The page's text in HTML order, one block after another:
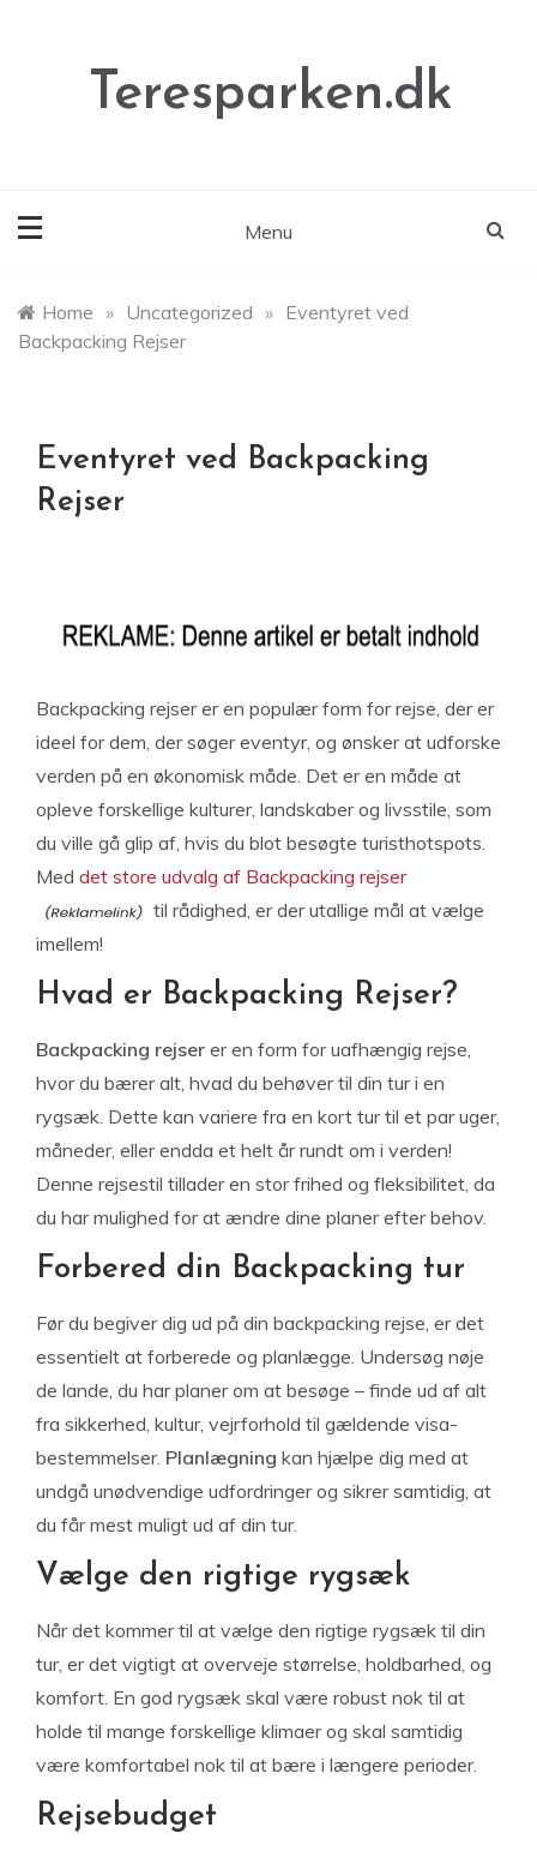
Teresparken.dk
Menu
Home » Uncategorized » Eventyret ved
Backpacking Rejser
Eventyret ved Backpacking
Rejser
Backpacking rejser er en populær form for rejse, der er
ideel for dem, der søger eventyr, og ønsker at udforske
verden på en økonomisk måde. Det er en måde at
opleve forskellige kulturer, landskaber og livsstile, som
du ville gå glip af, hvis du blot besøgte turisthotspots.
Med det store udvalg af Backpacking rejser
til rådighed, er der utallige mål at vælge
imellem!
Hvad er Backpacking Rejser?
Backpacking rejser er en form for uafhængig rejse,
hvor du bærer alt, hvad du behøver til din tur i en
rygsæk. Dette kan variere fra en kort tur til et par uger,
måneder, eller endda et helt år rundt om i verden!
Denne rejsestil tillader en stor frihed og fleksibilitet, da
du har mulighed for at ændre dine planer efter behov.
Forbered din Backpacking tur
Før du begiver dig ud på din backpacking rejse, er det
essentielt at forberede og planlægge. Undersøg nøje
de lande, du har planer om at besøge – finde ud af alt
fra sikkerhed, kultur, vejrforhold til gældende visa-
bestemmelser. Planlægning kan hjælpe dig med at
undgå unødvendige udfordringer og sikrer samtidig, at
du får mest muligt ud af din tur.
Vælge den rigtige rygsæk
Når det kommer til at vælge den rigtige rygsæk til din
tur, er det vigtigt at overveje størrelse, holdbarhed, og
komfort. En god rygsæk skal være robust nok til at
holde til mange forskellige klimaer og skal samtidig
være komfortabel nok til at bære i længere perioder.
Rejsebudget